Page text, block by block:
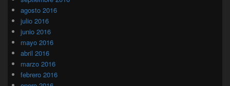
agosto 2016
julio 2016
junio 2016
mayo 2016
abril 2016
marzo 2016
febrero 2016